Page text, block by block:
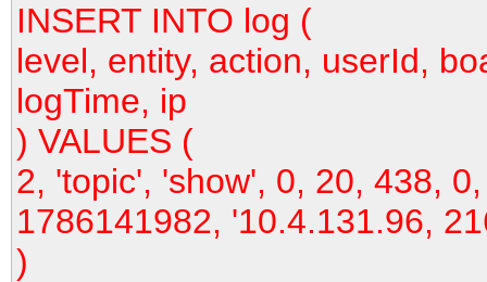
INSERT INTO log (
level, entity, action, userId,
logTime, ip
) VALUES (
2, 'topic', 'show', 0, 20, 438,
1786141982, '10.4.131.96,
)